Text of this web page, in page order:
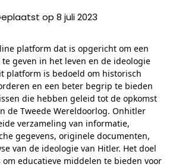
op 8 juli 2023
platform dat is opgericht om een
geven in het leven en de ideologie
platform is bedoeld om historisch
en een beter begrip te bieden
die hebben geleid tot de opkomst
de Tweede Wereldoorlog. Onhitler
verzameling van informatie,
gegevens, originele documenten,
van de ideologie van Hitler. Het doel
educatieve middelen te bieden voor